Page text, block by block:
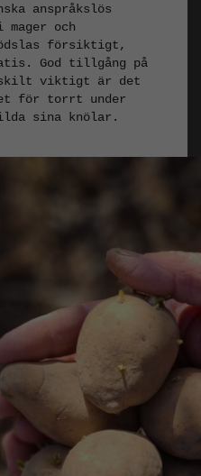
anspråkslös
och
försiktigt,
God tillgång på
viktigt är det
för torrt under
sina knölar.